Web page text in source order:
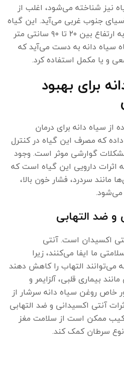
نیز شناخته می‌شود، اغلب از
جنوب غربی می‌آید. این گیاه
گلدار طی یک سال می‌تواند به ارتفاع بین ۲۰ تا ۹۰ سانتی متر
سیاه دانه به دست می‌آید که
و یا مکمل استفاده کرد.
برای بهبود
از سیاه دانه برای درمان
که مصرف این گیاه در کنترل
گوارشی موثر است. وجود
اثرات دارویی این گیاه است که
مانند سردرد، فشار خون بالا،
می‌شود.
و ضد التهابی
اکسیدان است. آنتی
ما ایفا می‌کنند، زيرا
التهاب را كاهش دهند
بیماری قلبی، آلزایمر و
خاص روغن سياه دانه سرشار از
آنتی اکسیدانی و ضد التهابی
ممكن است از سلامت مغز
سرطان کمک کند.